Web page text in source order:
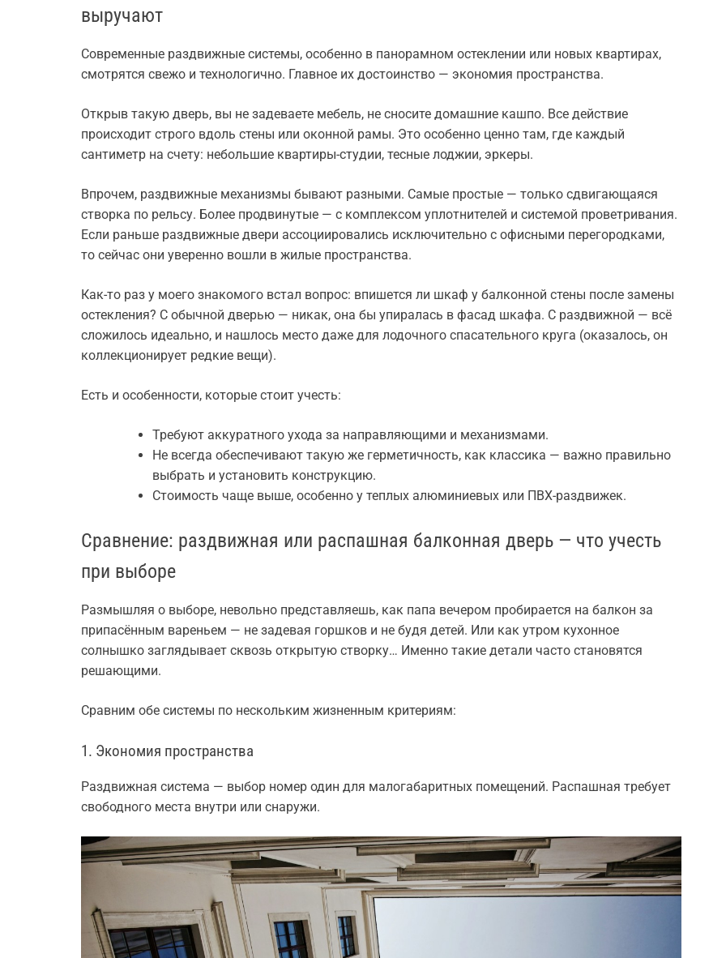
выручают
Современные раздвижные системы, особенно в панорамном остеклении или новых квартирах,
смотрятся свежо и технологично. Главное их достоинство — экономия пространства.
Открыв такую дверь, вы не задеваете мебель, не сносите домашние кашпо. Все действие
происходит строго вдоль стены или оконной рамы. Это особенно ценно там, где каждый
сантиметр на счету: небольшие квартиры-студии, тесные лоджии, эркеры.
Впрочем, раздвижные механизмы бывают разными. Самые простые — только сдвигающаяся
створка по рельсу. Более продвинутые — с комплексом уплотнителей и системой проветривания.
Если раньше раздвижные двери ассоциировались исключительно с офисными перегородками,
то сейчас они уверенно вошли в жилые пространства.
Как-то раз у моего знакомого встал вопрос: впишется ли шкаф у балконной стены после замены
остекления? С обычной дверью — никак, она бы упиралась в фасад шкафа. С раздвижной — всё
сложилось идеально, и нашлось место даже для лодочного спасательного круга (оказалось, он
коллекционирует редкие вещи).
Есть и особенности, которые стоит учесть:
Требуют аккуратного ухода за направляющими и механизмами.
Не всегда обеспечивают такую же герметичность, как классика — важно правильно
выбрать и установить конструкцию.
Стоимость чаще выше, особенно у теплых алюминиевых или ПВХ-раздвижек.
Сравнение: раздвижная или распашная балконная дверь — что учесть
при выборе
Размышляя о выборе, невольно представляешь, как папа вечером пробирается на балкон за
припасённым вареньем — не задевая горшков и не будя детей. Или как утром кухонное
солнышко заглядывает сквозь открытую створку… Именно такие детали часто становятся
решающими.
Сравним обе системы по нескольким жизненным критериям:
1. Экономия пространства
Раздвижная система — выбор номер один для малогабаритных помещений. Распашная требует
свободного места внутри или снаружи.